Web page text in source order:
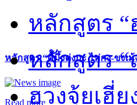
หลักสูตร “คี้มึ้งตุ่งกะ ไท่กง-ขงเ
Read more
หลักสูตร “
หลักสูตร “
ฮวงจุ้ยเฮี่